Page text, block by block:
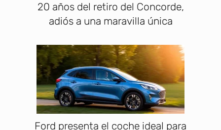
20 años del retiro del Concorde,
adiós a una maravilla única
Ford presenta el coche ideal para